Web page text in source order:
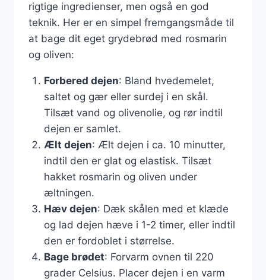
rigtige ingredienser, men også en god
teknik. Her er en simpel fremgangsmåde til
at bage dit eget grydebrød med rosmarin
og oliven:
Forbered dejen: Bland hvedemelet,
saltet og gær eller surdej i en skål.
Tilsæt vand og olivenolie, og rør indtil
dejen er samlet.
Ælt dejen: Ælt dejen i ca. 10 minutter,
indtil den er glat og elastisk. Tilsæt
hakket rosmarin og oliven under
æltningen.
Hæv dejen: Dæk skålen med et klæde
og lad dejen hæve i 1-2 timer, eller indtil
den er fordoblet i størrelse.
Bage brødet: Forvarm ovnen til 220
grader Celsius. Placer dejen i en varm